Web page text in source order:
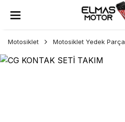
Motosiklet Motosiklet Yedek Parça